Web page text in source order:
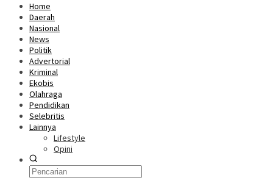
Home
Daerah
Nasional
News
Politik
Advertorial
Kriminal
Ekobis
Olahraga
Pendidikan
Selebritis
Lainnya
Lifestyle
Opini